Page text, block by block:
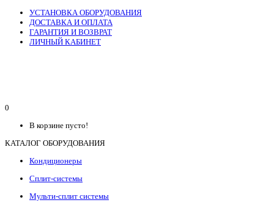
УСТАНОВКА ОБОРУДОВАНИЯ
ДОСТАВКА И ОПЛАТА
ГАРАНТИЯ И ВОЗВРАТ
ЛИЧНЫЙ КАБИНЕТ
0
В корзине пусто!
КАТАЛОГ ОБОРУДОВАНИЯ
Кондиционеры
Сплит-системы
Мульти-сплит системы